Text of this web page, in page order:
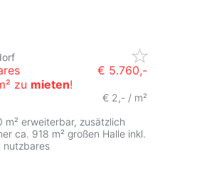
zu mieten!
€ 5.760,-
€ 2,- / m²
erweiterbar, zusätzlich
ca. 918 m² großen Halle inkl.
nutzbares